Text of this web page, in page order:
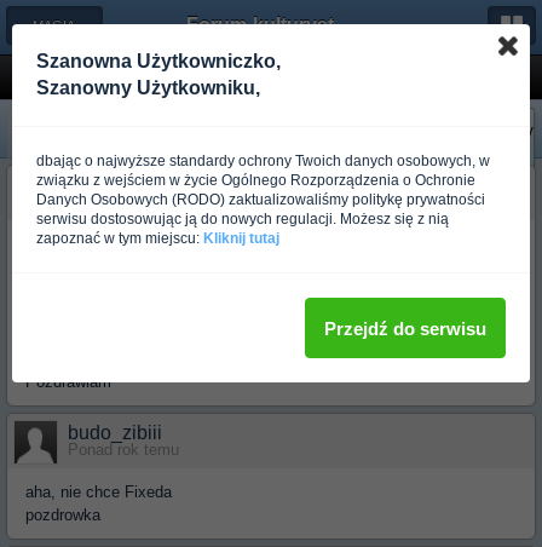
← MAGIA STALI Forum-kulturystyka.pl
Tactical folder
Poprzedni
Następny
»
budo_zibiii
Ponad rok temu
Czesc.
tego sa noze kuchenne. Wiem ze Specwar jest duzy, moze znacie
Pozdrawiam
budo_zibiii
Ponad rok temu
aha, nie chce Fixeda
pozdrowka
Szanowna Użytkowniczko,
Szanowny Użytkowniku,
dbając o najwyższe standardy ochrony Twoich danych osobowych, w
związku z wejściem w życie Ogólnego Rozporządzenia o Ochronie
Danych Osobowych (RODO) zaktualizowaliśmy politykę prywatności
serwisu dostosowując ją do nowych regulacji. Możesz się z nią
zapoznać w tym miejscu: Kliknij tutaj
Przejdź do serwisu